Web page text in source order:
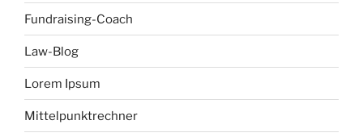
Fundraising-Coach
Law-Blog
Lorem Ipsum
Mittelpunktrechner